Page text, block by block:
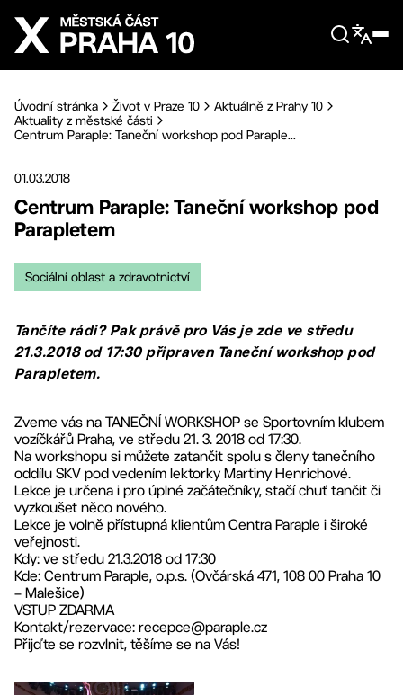
Přejít na hlavní obsah
Úvodní stránka Život v Praze 10
Aktuálně z Prahy 10
Aktuality z městské části
Centrum Paraple: Taneční workshop pod Paraple...
01.03.2018
Centrum Paraple: Taneční workshop pod
Parapletem
Sociální oblast a zdravotnictví
Tančíte rádi? Pak právě pro Vás je zde ve středu
21.3.2018 od 17:30 připraven Taneční workshop pod
Parapletem.
Zveme vás na TANEČNÍ WORKSHOP se Sportovním klubem
vozíčkářů Praha, ve středu 21. 3. 2018 od 17:30.
Na workshopu si můžete zatančit spolu s členy tanečního
oddílu SKV pod vedením lektorky Martiny Henrichové.
Lekce je určena i pro úplné začátečníky, stačí chuť tančit či
vyzkoušet něco nového.
Lekce je volně přístupná klientům Centra Paraple i široké
veřejnosti.
Kdy: ve středu 21.3.2018 od 17:30
Kde: Centrum Paraple, o.p.s. (Ovčárská 471, 108 00 Praha 10
– Malešice)
VSTUP ZDARMA
Kontakt/rezervace: recepce@paraple.cz
Přijďte se rozvlnit, těšíme se na Vás!